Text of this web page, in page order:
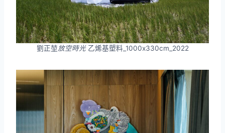
劉正堃放空時光乙烯基塑料_1000x330cm_2022